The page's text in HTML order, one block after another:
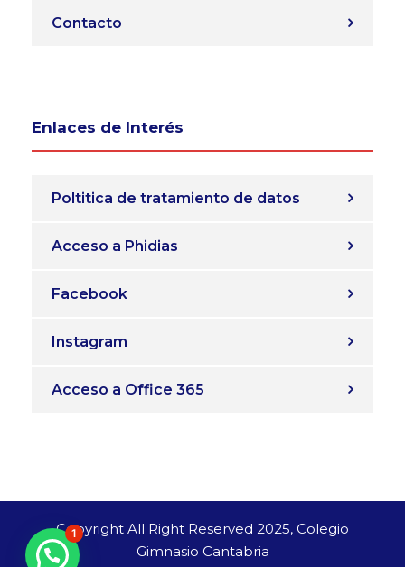
Contacto
Enlaces de Interés
Poltitica de tratamiento de datos
Acceso a Phidias
Facebook
Instagram
Acceso a Office 365
Copyright All Right Reserved 2025, Colegio
Gimnasio Cantabria
1